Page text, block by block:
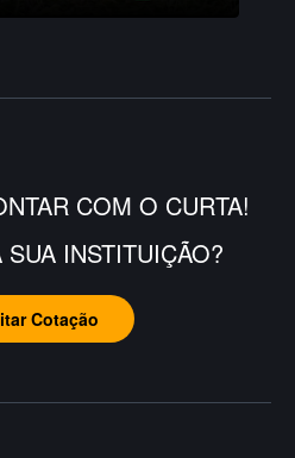
COM O CURTA!
SUA INSTITUIÇÃO?
Cotação